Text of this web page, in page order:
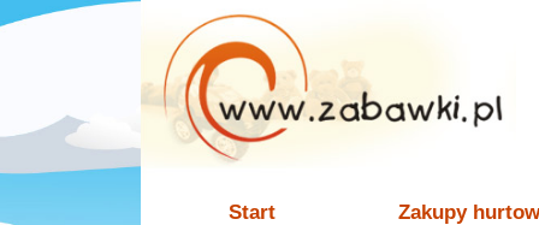
Start Zakupy